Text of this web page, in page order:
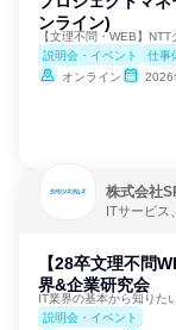
ンライン)
【文理不問・WEB】
説明会・イベント
仕事
オンライン
2026
株式会社
ITサービス
【28卒文理不問
界&企業研究会
IT業界の基本から知りた
説明会・イベント